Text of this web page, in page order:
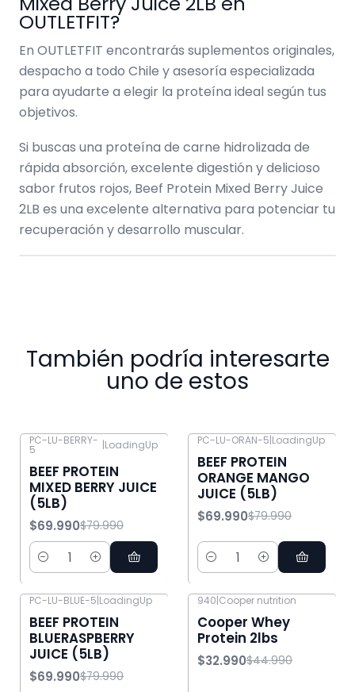
OUTLETFIT?
En OUTLETFIT encontrarás suplementos originales,
despacho a todo Chile y asesoría especializada
para ayudarte a elegir la proteína ideal según tus
objetivos.
Si buscas una proteína de carne hidrolizada de
rápida absorción, excelente digestión y delicioso
sabor frutos rojos, Beef Protein Mixed Berry Juice
2LB es una excelente alternativa para potenciar tu
recuperación y desarrollo muscular.
También podría interesarte
uno de estos
PC-LU-BERRY-
5 |LoadingUp
BEEF PROTEIN
MIXED BERRY JUICE
(5LB)
$69.990$79.990
Cantidad
PC-LU-ORAN-5|LoadingUp
BEEF PROTEIN
ORANGE MANGO
JUICE (5LB)
$69.990$79.990
Cantidad
PC-LU-BLUE-5|LoadingUp
BEEF PROTEIN
BLUERASPBERRY
JUICE (5LB)
$69.990$79.990
940|Cooper nutrition
Cooper Whey
Protein 2lbs
$32.990$44.990